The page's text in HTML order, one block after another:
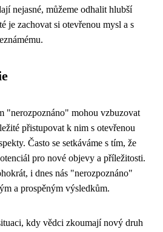
nejasné, můžeme odhalit hlubší
je zachovat si otevřenou mysl a s
"nerozpoznáno" mohou vzbuzovat
přistupovat k nim s otevřenou
Často se setkáváme s tím, že
pro nové objevy a příležitosti.
i dnes nás "nerozpoznáno"
a prospěným výsledkům.
kdy vědci zkoumají nový druh